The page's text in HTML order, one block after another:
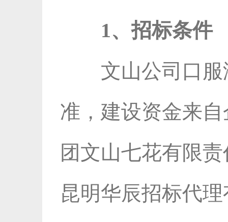
1、招标条件
文山公司口
准，建设资金来
团文山七花有限
昆明华辰招标代